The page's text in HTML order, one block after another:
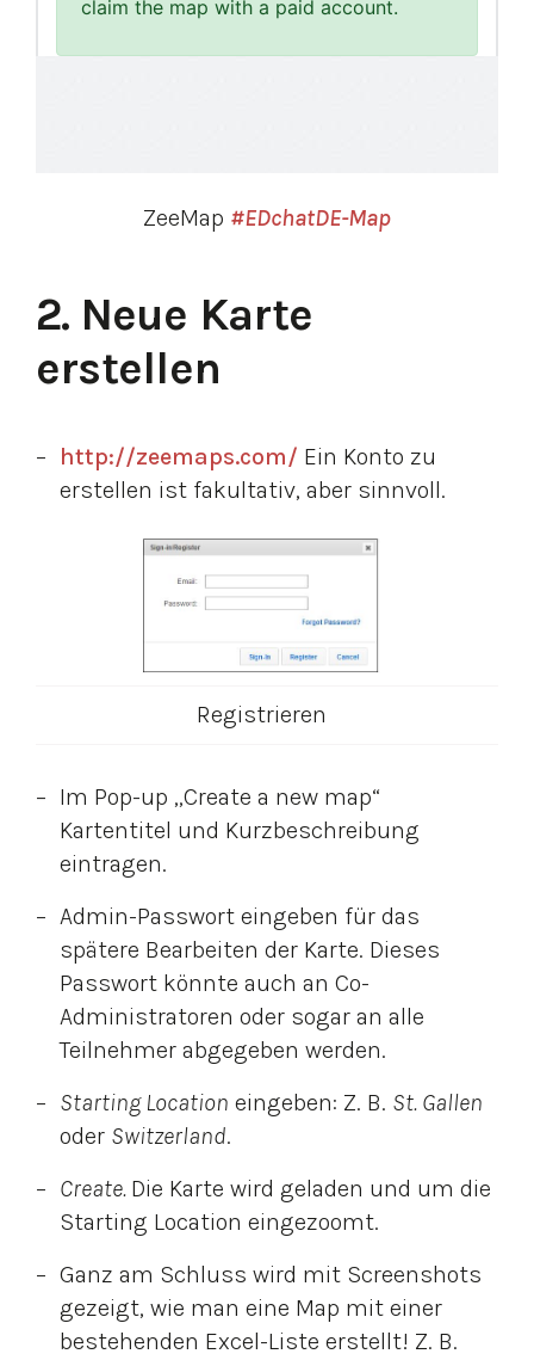
ZeeMap #EDchatDE-Map
2. Neue Karte
erstellen
http://zeemaps.com/ Ein Konto zu
erstellen ist fakultativ, aber sinnvoll.
Registrieren
Im Pop-up „Create a new map“
Kartentitel und Kurzbeschreibung
eintragen.
Admin-Passwort eingeben für das
spätere Bearbeiten der Karte. Dieses
Passwort könnte auch an Co-
Administratoren oder sogar an alle
Teilnehmer abgegeben werden.
Starting Location eingeben: Z. B. St. Gallen
oder Switzerland.
Create. Die Karte wird geladen und um die
Starting Location eingezoomt.
Ganz am Schluss wird mit Screenshots
gezeigt, wie man eine Map mit einer
bestehenden Excel-Liste erstellt! Z. B.